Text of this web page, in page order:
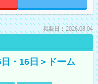
掲載日：2026.08.04
・16日＞ドーム